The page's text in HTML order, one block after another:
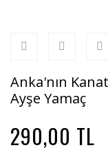
Anka'nın
Ayşe Yamaç
290,00 TL